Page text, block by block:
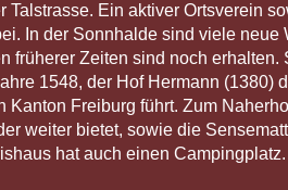
Ein aktiver Ortsverein
In der Sonnhalde sind viele
früherer Zeiten sind noch
1548, der Hof Hermann
Freiburg führt. Zum
weiter bietet, sowie die
hat auch einen